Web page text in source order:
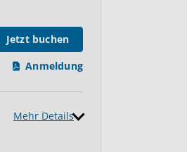
Jetzt buchen
Anmeldung
Mehr Details